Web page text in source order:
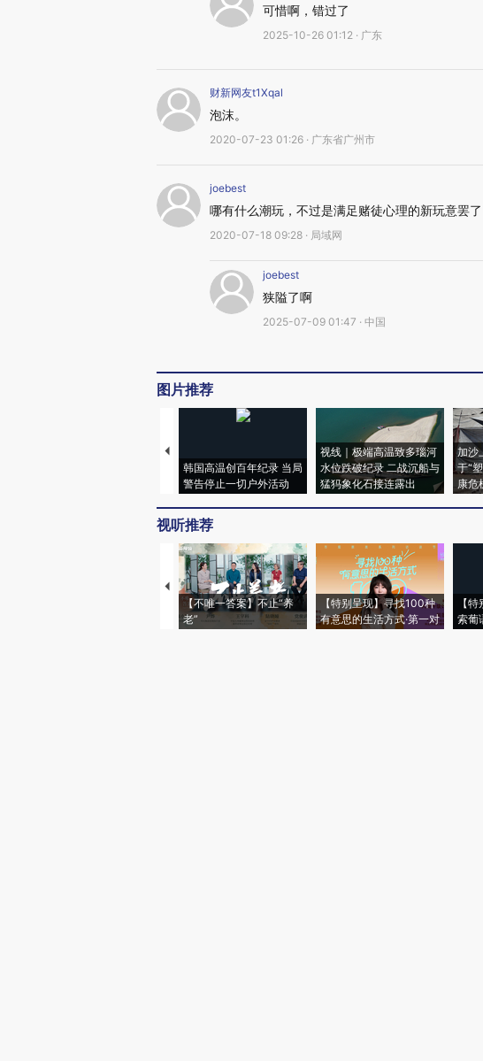
可惜啊，错过了
2025-10-26 01:12 · 广东
财新网友t1Xqal
泡沫。
2020-07-23 01:26 · 广东省广州市
joebest
哪有什么潮玩，不过是满足赌徒心理的新玩意罢
2020-07-18 09:28 · 局域网
joebest
狭隘了啊
2025-07-09 01:47 · 中国
图片推荐
韩国高温创百年纪录 当局
警告停止一切户外活动
视线｜极端高温致多瑙河
水位跌破纪录 二战沉船与
猛犸象化石接连露出
加沙
于“
康危
视听推荐
【不唯一答案】不止“养
老”
【特别呈现】寻找100种
有意思的生活方式·第一对
【
索葡